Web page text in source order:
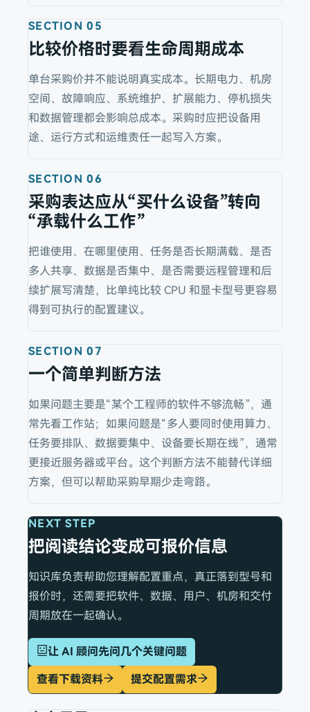
SECTION05
比较价格时要看生命周期成本
单台采购价并不能说明真实成本。长期电力、机房
空间、故障响应、系统维护、扩展能力、停机损失
和数据管理都会影响总成本。采购时应把设备用
途、运行方式和运维责任一起写入方案。
SECTION06
采购表达应从“买什么设备”转向
“承载什么工作”
把谁使用、在哪里使用、任务是否长期满载、是否
多人共享、数据是否集中、是否需要远程管理和后
续扩展写清楚，比单纯比较 CPU 和显卡型号更容易
得到可执行的配置建议。
SECTION07
一个简单判断方法
如果问题主要是“某个工程师的软件不够流畅”，通
常先看工作站；如果问题是“多人要同时使用算力、
任务要排队、数据要集中、设备要长期在线”，通常
更接近服务器或平台。这个判断方法不能替代详细
方案，但可以帮助采购早期少走弯路。
NEXT STEP
把阅读结论变成可报价信息
知识库负责帮助您理解配置重点，真正落到型号和
报价时，还需要把软件、数据、用户、机房和交付
周期放在一起确认。
让 AI 顾问先问几个关键问题
查看下载资料 提交配置需求